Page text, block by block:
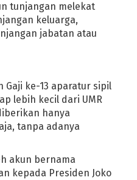
Password dan Data Pribadi
Tegaskan Tidak Ada Sekolah
di tengah wabah Covid-19:
dan Menggunakan Google
Akhir Pekan: Ayam Tikka
Pemanggilan dari Polisi, Vicky
Slogan Black Lives Matter
Jackson Cerita Pengalaman
Mulai Senam Lagi
Mengidap
tunjangan melekat
keluarga,
jabatan atau
Gaji ke-13 aparatur sipil
lebih kecil dari UMR
hanya
tanpa adanya
akun bernama
kepada Presiden Joko